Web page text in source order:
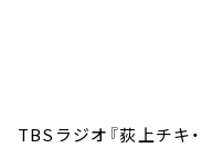
TBSラジオ『荻上チキ